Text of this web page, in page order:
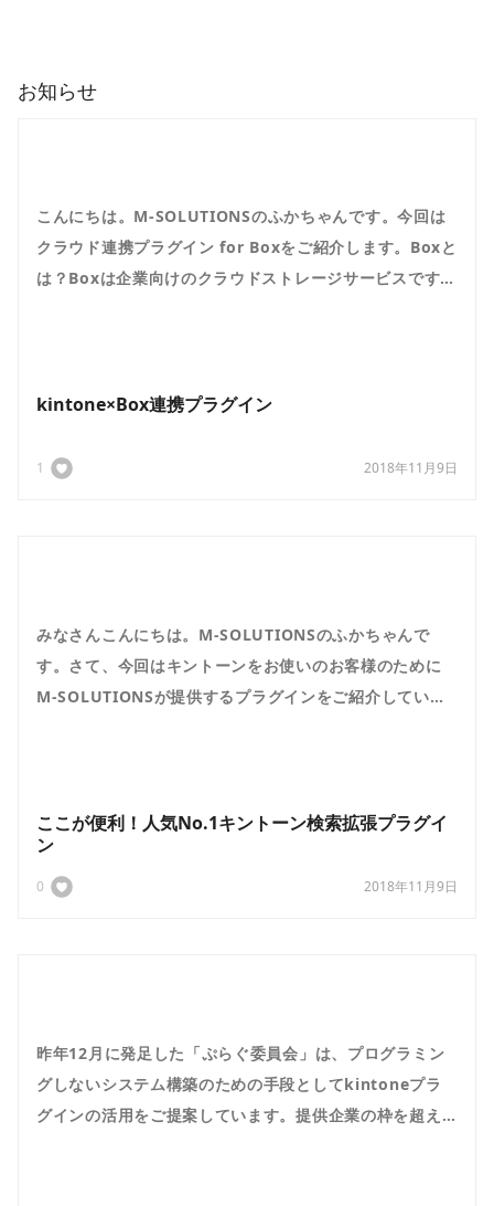
お知らせ
​こんにちは。M-SOLUTIONSのふかちゃんです。今回は
クラウド連携プラグイン for Boxをご紹介します。Boxと
は？Boxは企業向けのクラウドストレージサービスです。
kintone×Box連携プラグイン
1 2018年11月9日
みなさんこんにちは。M-SOLUTIONSのふかちゃんで
す。さて、今回はキントーンをお使いのお客様のために
M-SOLUTIONSが提供するプラグインをご紹介していき
ここが便利！人気No.1キントーン検索拡張プラグイ
ン
0 2018年11月9日
昨年12月に発足した「ぷらぐ委員会」は、プログラミン
グしないシステム構築のための手段としてkintoneプラ
グインの活用をご提案しています。提供企業の枠を超え